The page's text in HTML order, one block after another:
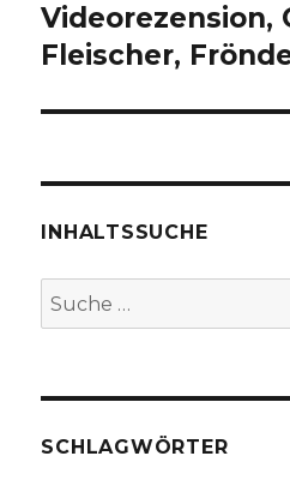
Beitrag:
Videorezension,
Fleischer,
INHALTSSUCHE
Suche
nach:
SCHLAGWÖRTER